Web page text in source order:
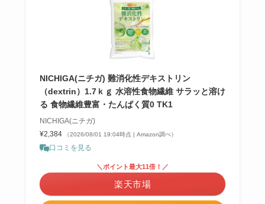
NICHIGA(ニチガ) 難消化性デキストリン
（dextrin）1.7ｋｇ 水溶性食物繊維 サラッと溶け
る 食物繊維豊富・たんぱく質0 TK1
NICHIGA(ニチガ)
¥2,384
（2026/08/01 19:04時点 | Amazon調べ）
口コミを見る
＼ポイント最大11倍！／
楽天市場